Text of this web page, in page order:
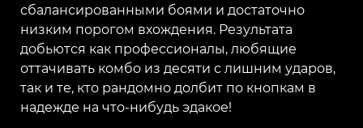
сбалансированными боями и достаточно
низким порогом вхождения. Результата
добьются как профессионалы, любящие
оттачивать комбо из десяти с лишним ударов,
так и те, кто рандомно долбит по кнопкам в
надежде на что-нибудь эдакое!